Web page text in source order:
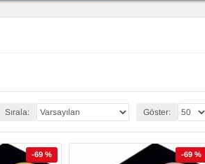
Sırala: Göster:
-69 % -69 %